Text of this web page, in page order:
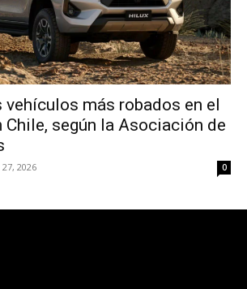
vehículos más robados en el
Chile, según la Asociación de
2026 0